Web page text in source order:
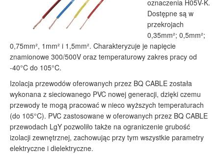
oznaczenia H05V-K.
Dostępne są w
przekrojach
0,35mm²; 0,5mm²;
0,75mm², 1mm² i 1,5mm². Charakteryzuje je napięcie
znamionowe 300/500V oraz temperaturowy zakres pracy od
-40°C do 105°C.
Izolacja przewodów oferowanych przez BQ CABLE została
wykonana z sieciowanego PVC nowej generacji, dzięki czemu
przewody te mogą pracować w nieco wyższych temperaturach
(do 105°C). PVC zastosowane w oferowanych przez BQ CABLE
przewodach LgY pozwoliło także na ograniczenie grubość
izolacji zewnętrznej, zachowując przy tym wszystkie parametry
elektryczne i dielektryczne.